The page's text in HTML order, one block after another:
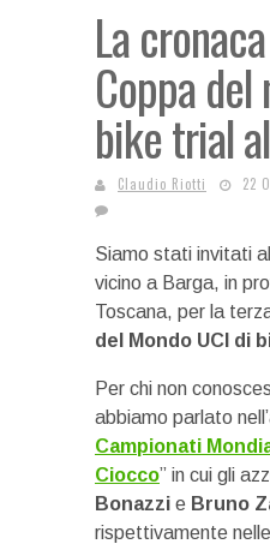
La
Coppa
bike trial
Claudio Riotti 22
Siamo stati invitati
vicino a Barga, in
Toscana, per la
del Mondo UCI di
Per chi non
abbiamo parlato
Campionati
Ciocco” in cui gli
Bonazzi e Bruno
rispettivamente